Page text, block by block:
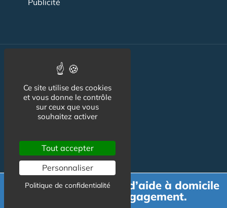
Publicité
Maisons de retraite
Résidences Service
Services à la personne
Logement Senior
Bien-être
Demande de devis d’aide à domicile
gratuit et sans engagement.
Ce site utilise des cookies
et vous donne le contrôle
sur ceux que vous
souhaitez activer
Tout accepter
Personnaliser
Politique de confidentialité